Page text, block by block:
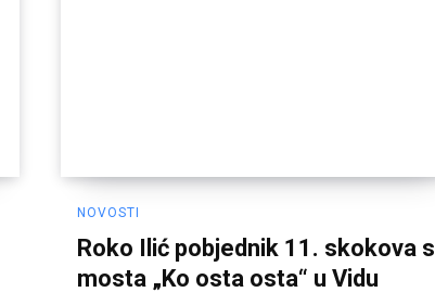
NOVOSTI
Roko Ilić pobjednik 11. skokova s
mosta „Ko osta osta“ u Vidu